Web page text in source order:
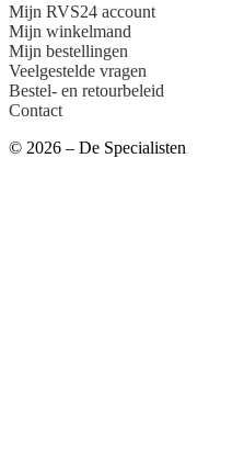
Mijn RVS24 account
Mijn winkelmand
Mijn bestellingen
Veelgestelde vragen
Bestel- en retourbeleid
Contact
© 2026 – De Specialisten